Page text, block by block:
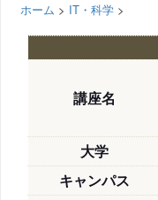
ホーム > IT・科学 >
講座名
大学
キャンパス